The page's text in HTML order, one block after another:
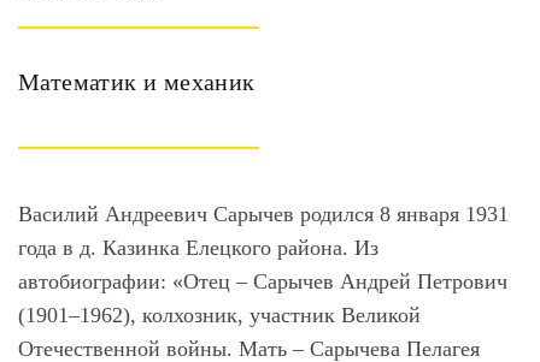
Математик и механик
Василий Андреевич Сарычев родился 8 января 1931
года в д. Казинка Елецкого района. Из
автобиографии: «Отец – Сарычев Андрей Петрович
(1901–1962), колхозник, участник Великой
Отечественной войны. Мать – Сарычева Пелагея